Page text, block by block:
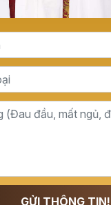
GỬI THÔNG TIN!